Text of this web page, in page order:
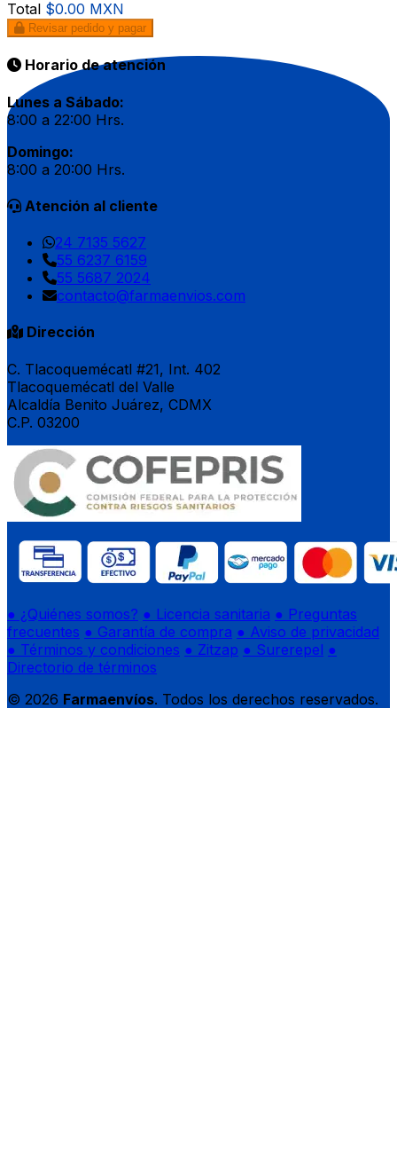
Total $0.00 MXN
Revisar pedido y pagar
Horario de atención
Lunes a Sábado:
8:00 a 22:00 Hrs.
Domingo:
8:00 a 20:00 Hrs.
Atención al cliente
24 7135 5627
55 6237 6159
55 5687 2024
contacto@farmaenvios.com
Dirección
C. Tlacoquemécatl #21, Int. 402
Tlacoquemécatl del Valle
Alcaldía Benito Juárez, CDMX
C.P. 03200
● ¿Quiénes somos? ● Licencia sanitaria ● Preguntas
frecuentes ● Garantía de compra ● Aviso de privacidad
● Términos y condiciones ● Zitzap ● Surerepel ●
Directorio de términos
© 2026 Farmaenvíos. Todos los derechos reservados.